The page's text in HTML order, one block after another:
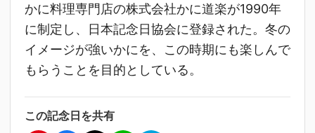
かに料理専門店の株式会社かに道楽が1990年
に制定し、日本記念日協会に登録された。冬の
イメージが強いかにを、この時期にも楽しんで
もらうことを目的としている。
この記念日を共有